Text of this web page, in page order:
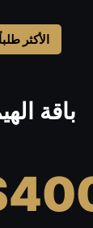
الأكثر
باقة